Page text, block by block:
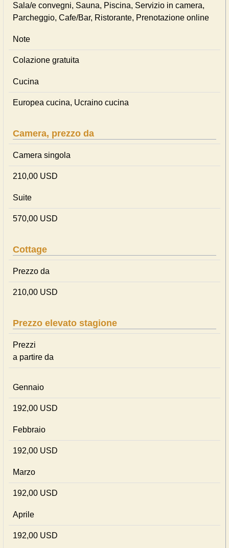
Sala/e convegni, Sauna, Piscina, Servizio in camera,
Parcheggio, Cafe/Bar, Ristorante, Prenotazione online
Note
Colazione gratuita
Cucina
Europea cucina, Ucraino cucina
Camera, prezzo da
Camera singola
210,00 USD
Suite
570,00 USD
Cottage
Prezzo da
210,00 USD
Prezzo elevato stagione
Prezzi
a partire da
Gennaio
192,00 USD
Febbraio
192,00 USD
Marzo
192,00 USD
Aprile
192,00 USD